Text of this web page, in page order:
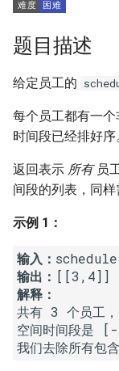
化
搜
擎
7. 重建二叉树
9. 用两个栈实现队
10.1. 斐波那契数列
10.2. 青蛙跳台阶问
11. 旋转数组的最
12. 矩阵中的路径
13. 机器人的运动
数
4. 只出现一次的数
5. 单词长度的最
6. 排序数组中两个
数组
9. 乘积小于 K 的
10. 和为 k 的子数组
1.5. 一次编辑
1.6. 字符串压缩
1.7. 旋转矩阵
1.8. 零矩阵
1.9. 字符串轮转
2.1. 移除重复节点
2.2. 返回倒数第 k
题目描述
给定员工的
每个员工都有一
时间段已经排好序
返回表示 所有 员
间段的列表，同样
示例 1：
输入：
输出：
解释：
共有 3 个员工，
空间时间段